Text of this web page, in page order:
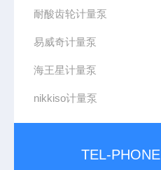
耐酸齿轮计量泵
易威奇计量泵
海王星计量泵
nikkiso计量泵
TEL-PHONE